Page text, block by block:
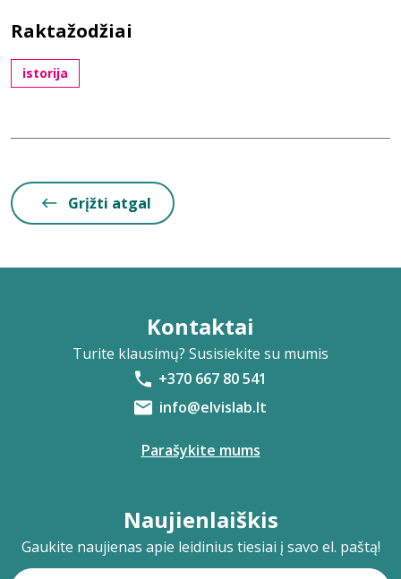
Raktažodžiai
istorija
Grįžti atgal
Kontaktai
Turite klausimų? Susisiekite su mumis
+370 667 80 541
info@elvislab.lt
Parašykite mums
Naujienlaiškis
Gaukite naujienas apie leidinius tiesiai į savo el. paštą!